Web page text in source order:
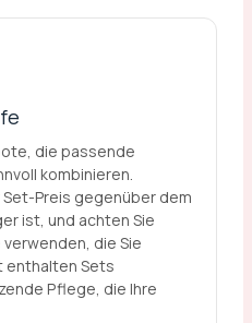
die passende
kombinieren.
Preis gegenüber dem
ist, und achten Sie
die Sie
enthalten Sets
Pflege, die Ihre